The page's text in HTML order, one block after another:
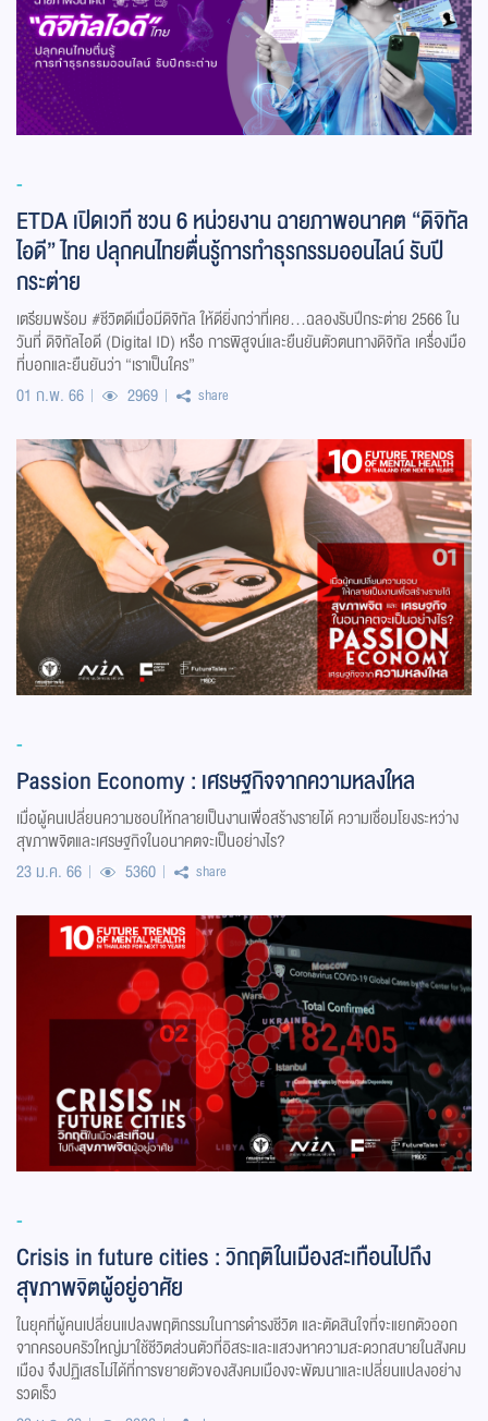
-
ETDA เปิดเวที ชวน 6 หน่วยงาน ฉายภาพอนาคต “ดิจิทัล
ไอดี” ไทย ปลุกคนไทยตื่นรู้การทำธุรกรรมออนไลน์ รับปี
กระต่าย
เตรียมพร้อม #ชีวิตดีเมื่อมีดิจิทัล ให้ดียิ่งกว่าที่เคย…ฉลองรับปีกระต่าย 2566 ใน
วันที่ ดิจิทัลไอดี (Digital ID) หรือ การพิสูจน์และยืนยันตัวตนทางดิจิทัล เครื่องมือ
ที่บอกและยืนยันว่า “เราเป็นใคร”
01 ก.พ. 66
2969 share
-
Passion Economy : เศรษฐกิจจากความหลงใหล
เมื่อผู้คนเปลี่ยนความชอบให้กลายเป็นงานเพื่อสร้างรายได้ ความเชื่อมโยงระหว่าง
สุขภาพจิตและเศรษฐกิจในอนาคตจะเป็นอย่างไร?
23 ม.ค. 66
5360 share
-
Crisis in future cities : วิกฤติในเมืองสะเทือนไปถึง
สุขภาพจิตผู้อยู่อาศัย
ในยุคที่ผู้คนเปลี่ยนแปลงพฤติกรรมในการดำรงชีวิต และตัดสินใจที่จะแยกตัวออก
จากครอบครัวใหญ่มาใช้ชีวิตส่วนตัวที่อิสระและแสวงหาความสะดวกสบายในสังคม
เมือง จึงปฏิเสธไม่ได้ที่การขยายตัวของสังคมเมืองจะพัฒนาและเปลี่ยนแปลงอย่าง
รวดเร็ว